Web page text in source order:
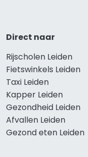
Direct naar
Rijscholen Leiden
Fietswinkels Leiden
Taxi Leiden
Kapper Leiden
Gezondheid Leiden
Afvallen Leiden
Gezond eten Leiden